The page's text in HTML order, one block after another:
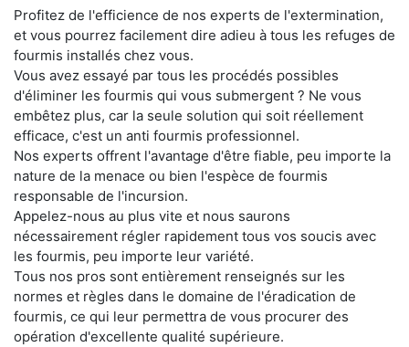
Profitez de l'efficience de nos experts de l'extermination,
et vous pourrez facilement dire adieu à tous les refuges de
fourmis installés chez vous.
Vous avez essayé par tous les procédés possibles
d'éliminer les fourmis qui vous submergent ? Ne vous
embêtez plus, car la seule solution qui soit réellement
efficace, c'est un anti fourmis professionnel.
Nos experts offrent l'avantage d'être fiable, peu importe la
nature de la menace ou bien l'espèce de fourmis
responsable de l'incursion.
Appelez-nous au plus vite et nous saurons
nécessairement régler rapidement tous vos soucis avec
les fourmis, peu importe leur variété.
Tous nos pros sont entièrement renseignés sur les
normes et règles dans le domaine de l'éradication de
fourmis, ce qui leur permettra de vous procurer des
opération d'excellente qualité supérieure.